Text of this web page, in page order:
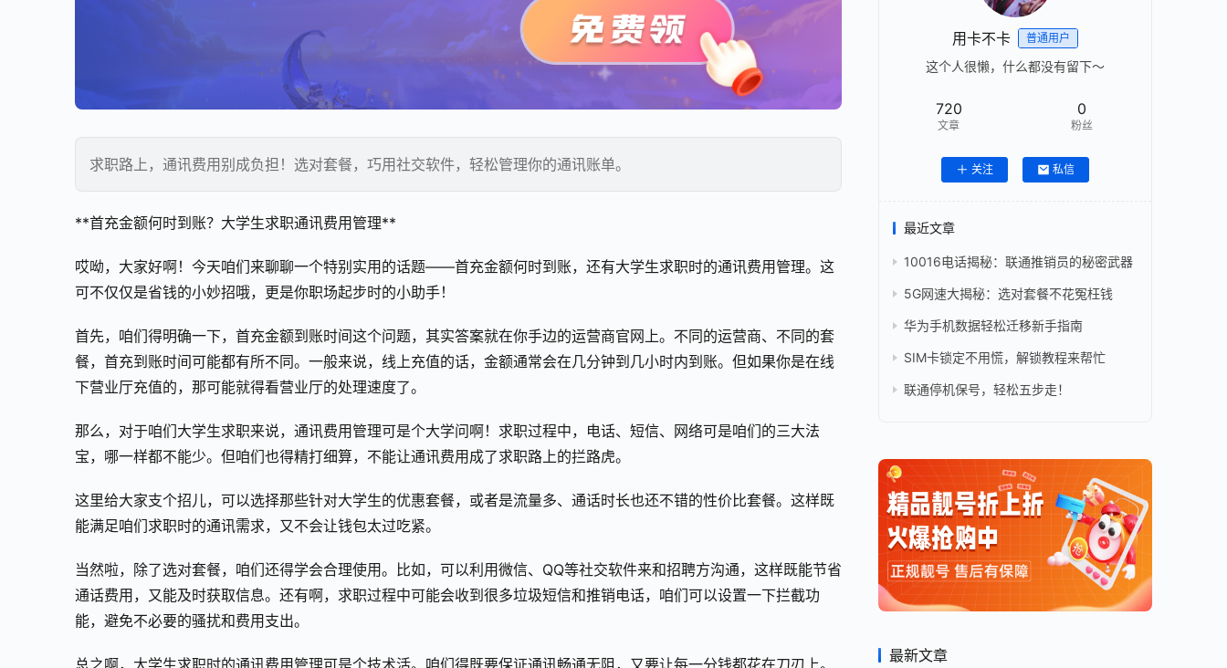
求职路上，通讯费用别成负担！选对套餐，巧用社交软件，轻松管理你的通讯账单。
**首充金额何时到账？大学生求职通讯费用管理**
哎呦，大家好啊！今天咱们来聊聊一个特别实用的话题——首充金额何时到账，还有大学生求职时的通讯费用管理。这
可不仅仅是省钱的小妙招哦，更是你职场起步时的小助手！
首先，咱们得明确一下，首充金额到账时间这个问题，其实答案就在你手边的运营商官网上。不同的运营商、不同的套
餐，首充到账时间可能都有所不同。一般来说，线上充值的话，金额通常会在几分钟到几小时内到账。但如果你是在线
下营业厅充值的，那可能就得看营业厅的处理速度了。
那么，对于咱们大学生求职来说，通讯费用管理可是个大学问啊！求职过程中，电话、短信、网络可是咱们的三大法
宝，哪一样都不能少。但咱们也得精打细算，不能让通讯费用成了求职路上的拦路虎。
这里给大家支个招儿，可以选择那些针对大学生的优惠套餐，或者是流量多、通话时长也还不错的性价比套餐。这样既
能满足咱们求职时的通讯需求，又不会让钱包太过吃紧。
当然啦，除了选对套餐，咱们还得学会合理使用。比如，可以利用微信、QQ等社交软件来和招聘方沟通，这样既能节省
通话费用，又能及时获取信息。还有啊，求职过程中可能会收到很多垃圾短信和推销电话，咱们可以设置一下拦截功
能，避免不必要的骚扰和费用支出。
总之啊，大学生求职时的通讯费用管理可是个技术活。咱们得既要保证通讯畅通无阻，又要让每一分钱都花在刀刃上。
用卡不卡 普通用户
这个人很懒，什么都没有留下～
720
文章
0
粉丝
关注 私信
最近文章
10016电话揭秘：联通推销员的秘密武器
5G网速大揭秘：选对套餐不花冤枉钱
华为手机数据轻松迁移新手指南
SIM卡锁定不用慌，解锁教程来帮忙
联通停机保号，轻松五步走！
最新文章